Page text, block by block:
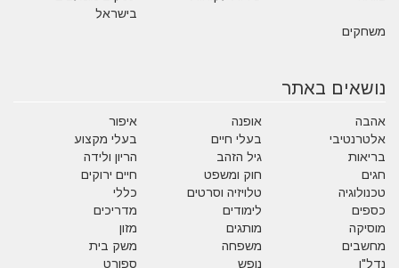
בישראל
משחקים
נושאים באתר
אהבה אופנה
איפור
אלטרנטיבי
בעלי חיים
בעלי מקצוע
בריאות
גיל הזהב
הריון ולידה
חגים
חוק ומשפט
חיים ירוקים
טכנולוגיה
טלויזיה וסרטים
כללי
כספים
לימודים
מדריכים
מוסיקה
מותגים
מזון
מחשבים
משפחה
משק בית
נדל"ן
נופש ספורט